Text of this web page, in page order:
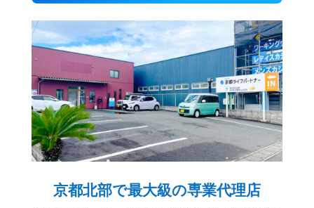
京都北部で最大級の専業代理店